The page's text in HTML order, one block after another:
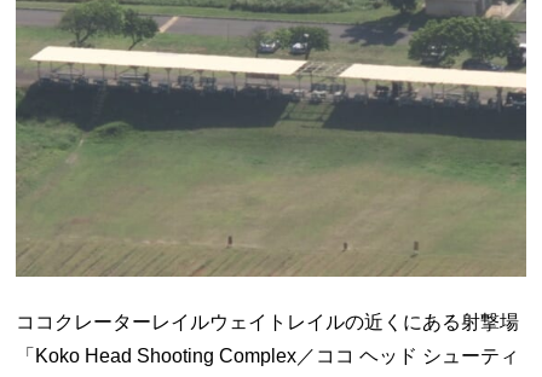
ココクレーターレイルウェイトレイルの近くにある射撃場
「Koko Head Shooting Complex／ココ ヘッド シューティ